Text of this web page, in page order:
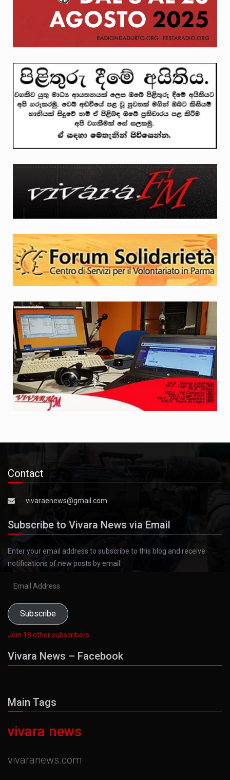
Contact
vivaraenews@gmail.com
Subscribe to Vivara News via Email
Enter your email address to subscribe to this blog and receive
notifications of new posts by email.
Subscribe
Join 18 other subscribers
Vivara News – Facebook
Main Tags
vivara news
vivaranews.com